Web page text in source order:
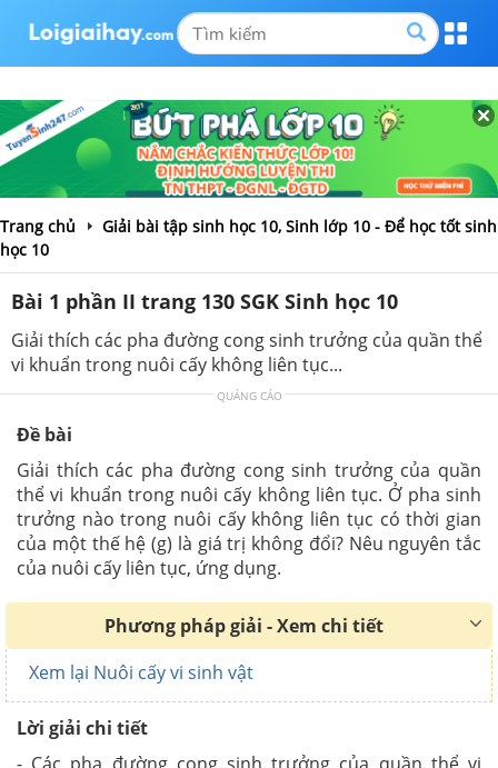
Trang chủ
Giải bài tập sinh học 10, Sinh lớp 10 - Để học tốt sinh
học 10
Bài 1 phần II trang 130 SGK Sinh học 10
Giải thích các pha đường cong sinh trưởng của quần thể
vi khuẩn trong nuôi cấy không liên tục...
QUẢNG CÁO
Đề bài
Giải thích các pha đường cong sinh trưởng của quần
thể vi khuẩn trong nuôi cấy không liên tục. Ở pha sinh
trưởng nào trong nuôi cấy không liên tục có thời gian
của một thế hệ (g) là giá trị không đổi? Nêu nguyên tắc
của nuôi cấy liên tục, ứng dụng.
Phương pháp giải - Xem chi tiết
Xem lại Nuôi cấy vi sinh vật
Lời giải chi tiết